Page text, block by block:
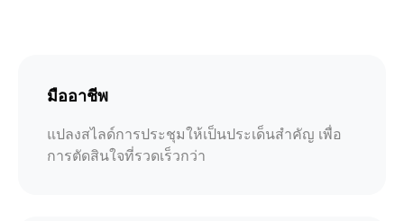
มืออาชีพ
แปลงสไลด์การประชุมให้เป็นประเด็นสำคัญ เพื่อ
การตัดสินใจที่รวดเร็วกว่า